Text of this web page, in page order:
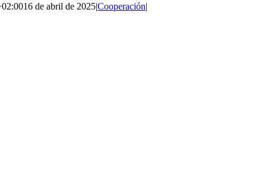
16 de abril de 2025|Cooperación|